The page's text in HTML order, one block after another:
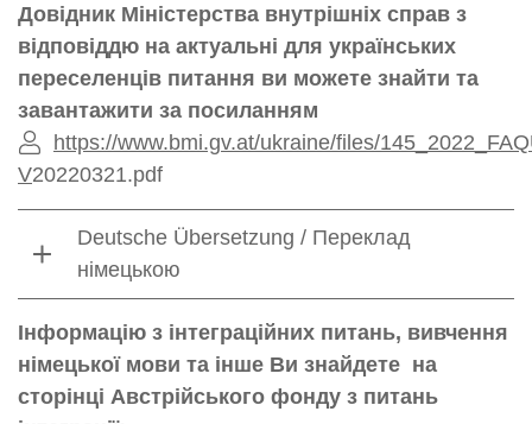
Довідник Міністерства внутрішніх справ з
відповіддю на актуальні для українських
переселенців питання ви можете знайти та
завантажити за посиланням
https://www.bmi.gv.at/ukraine/files/
V20220321.pdf
Deutsche Übersetzung / Переклад
німецькою
Інформацію з інтеграційних питань, вивчення
німецької мови та інше Ви знайдете на
сторінці Австрійського фонду з питань